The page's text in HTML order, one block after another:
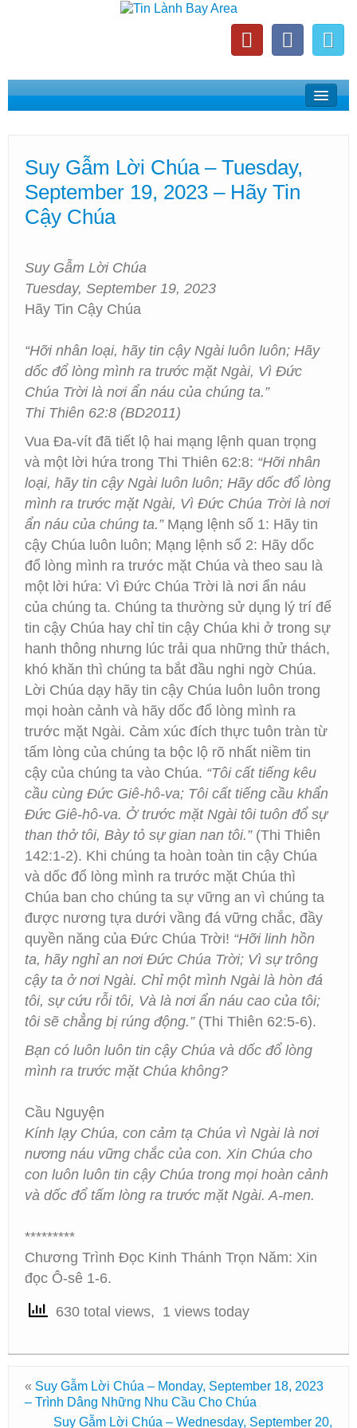
Home
Phát Thanh Tin Lành Bay Area
Các Hội Thánh Bắc California
Suy Gẫm Lời Chúa – Tuesday,
September 19, 2023 – Hãy Tin
Cậy Chúa
Suy Gẫm Lời Chúa
Tuesday, September 19, 2023
Hãy Tin Cậy Chúa
“Hỡi nhân loại, hãy tin cậy Ngài luôn luôn; Hãy
dốc đổ lòng mình ra trước mặt Ngài, Vì Ðức
Chúa Trời là nơi ẩn náu của chúng ta.”
Thi Thiên 62:8 (BD2011)
Vua Đa-vít đã tiết lộ hai mạng lệnh quan trọng
và một lời hứa trong Thi Thiên 62:8: “Hỡi nhân
loại, hãy tin cậy Ngài luôn luôn; Hãy dốc đổ lòng
mình ra trước mặt Ngài, Vì Ðức Chúa Trời là nơi
ẩn náu của chúng ta.”Mạng lệnh số 1: Hãy tin
cậy Chúa luôn luôn; Mạng lệnh số 2: Hãy dốc
đổ lòng mình ra trước mặt Chúa và theo sau là
một lời hứa: Vì Ðức Chúa Trời là nơi ẩn náu
của chúng ta. Chúng ta thường sử dụng lý trí để
tin cậy Chúa hay chỉ tin cậy Chúa khi ở trong sự
hanh thông nhưng lúc trải qua những thử thách,
khó khăn thì chúng ta bắt đầu nghi ngờ Chúa.
Lời Chúa dạy hãy tin cậy Chúa luôn luôn trong
mọi hoàn cảnh và hãy dốc đổ lòng mình ra
trước mặt Ngài. Cảm xúc đích thực tuôn tràn từ
tấm lòng của chúng ta bộc lộ rõ nhất niềm tin
cậy của chúng ta vào Chúa. “Tôi cất tiếng kêu
cầu cùng Đức Giê-hô-va; Tôi cất tiếng cầu khẩn
Đức Giê-hô-va. Ở trước mặt Ngài tôi tuôn đổ sự
than thở tôi, Bày tỏ sự gian nan tôi.”(Thi Thiên
142:1-2). Khi chúng ta hoàn toàn tin cậy Chúa
và dốc đổ lòng mình ra trước mặt Chúa thì
Chúa ban cho chúng ta sự vững an vì chúng ta
được nương tựa dưới vầng đá vững chắc, đầy
quyền năng của Đức Chúa Trời! “Hỡi linh hồn
ta, hãy nghỉ an nơi Đức Chúa Trời; Vì sự trông
cậy ta ở nơi Ngài. Chỉ một mình Ngài là hòn đá
tôi, sự cứu rỗi tôi, Và là nơi ẩn náu cao của tôi;
tôi sẽ chẳng bị rúng động.”(Thi Thiên 62:5-6).
Bạn có luôn luôn tin cậy Chúa và dốc đổ lòng
mình ra trước mặt Chúa không?
Cầu Nguyện
Kính lạy Chúa, con cảm tạ Chúa vì Ngài là nơi
nương náu vững chắc của con. Xin Chúa cho
con luôn luôn tin cậy Chúa trong mọi hoàn cảnh
và dốc đổ tấm lòng ra trước mặt Ngài. A-men.
*********
Chương Trình Đọc Kinh Thánh Trọn Năm: Xin
đọc Ô-sê 1-6.
630 total views, 1 views today
« Suy Gẫm Lời Chúa – Monday, September 18, 2023
– Trình Dâng Những Nhu Cầu Cho Chúa
Suy Gẫm Lời Chúa – Wednesday, September 20,